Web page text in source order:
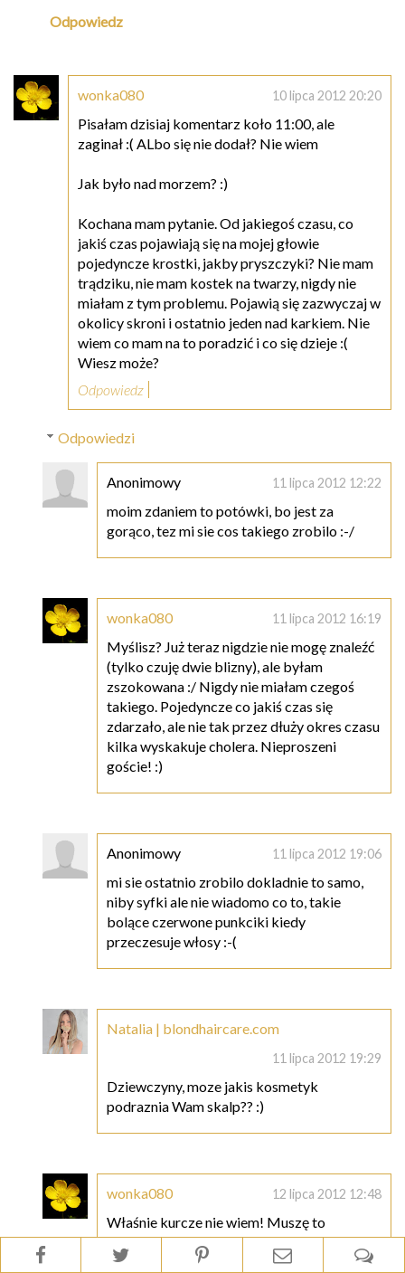
Odpowiedz
wonka080 10 lipca 2012 20:20
Pisałam dzisiaj komentarz koło 11:00, ale
zaginał :( ALbo się nie dodał? Nie wiem
Jak było nad morzem? :)
Kochana mam pytanie. Od jakiegoś czasu, co
jakiś czas pojawiają się na mojej głowie
pojedyncze krostki, jakby pryszczyki? Nie mam
trądziku, nie mam kostek na twarzy, nigdy nie
miałam z tym problemu. Pojawią się zazwyczaj w
okolicy skroni i ostatnio jeden nad karkiem. Nie
wiem co mam na to poradzić i co się dzieje :(
Wiesz może?
Odpowiedz
Odpowiedzi
Anonimowy 11 lipca 2012 12:22
moim zdaniem to potówki, bo jest za
gorąco, tez mi sie cos takiego zrobilo :-/
wonka080 11 lipca 2012 16:19
Myślisz? Już teraz nigdzie nie mogę znaleźć
(tylko czuję dwie blizny), ale byłam
zszokowana :/ Nigdy nie miałam czegoś
takiego. Pojedyncze co jakiś czas się
zdarzało, ale nie tak przez dłuży okres czasu
kilka wyskakuje cholera. Nieproszeni
goście! :)
Anonimowy 11 lipca 2012 19:06
mi sie ostatnio zrobilo dokladnie to samo,
niby syfki ale nie wiadomo co to, takie
bolące czerwone punkciki kiedy
przeczesuje włosy :-(
Natalia | blondhaircare.com
11 lipca 2012 19:29
Dziewczyny, moze jakis kosmetyk
podraznia Wam skalp?? :)
wonka080 12 lipca 2012 12:48
Właśnie kurcze nie wiem! Muszę to
zaobserwować :(
A jak takie coś wyskoczy to jak sobie